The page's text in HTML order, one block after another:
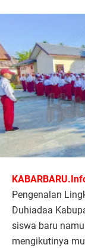
Pengenalan
Duhiadaa
siswa baru
mengikutinya